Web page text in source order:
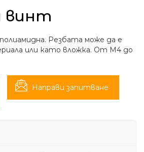
винт
Резбата може да е
или като вложка. От М4 до
Направи запитване